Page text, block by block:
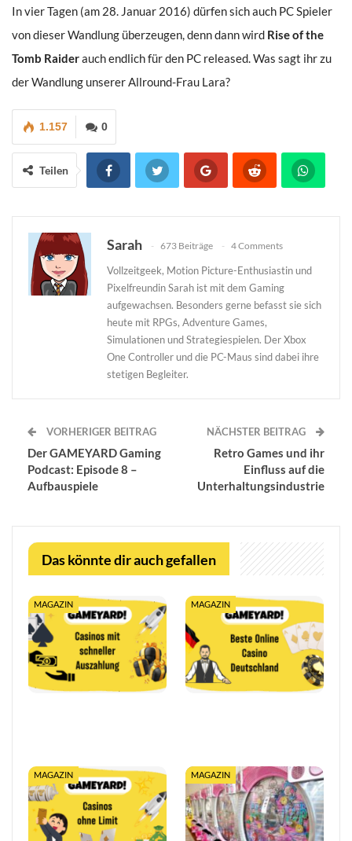
In vier Tagen (am 28. Januar 2016) dürfen sich auch PC Spieler
von dieser Wandlung überzeugen, denn dann wird Rise of the
Tomb Raiderauch endlich für den PC released. Was sagt ihr zu
der Wandlung unserer Allround-Frau Lara?
0
1.157
Teilen
Sarah 673 Beiträge 4 Comments
Vollzeitgeek, Motion Picture-Enthusiastin und
Pixelfreundin Sarah ist mit dem Gaming
aufgewachsen. Besonders gerne befasst sie sich
heute mit RPGs, Adventure Games,
Simulationen und Strategiespielen. Der Xbox
One Controller und die PC-Maus sind dabei ihre
stetigen Begleiter.
VORHERIGER BEITRAG
Der GAMEYARD Gaming
Podcast: Episode 8 –
Aufbauspiele
NÄCHSTER BEITRAG
Retro Games und ihr
Einfluss auf die
Unterhaltungsindustrie
Das könnte dir auch gefallen
MAGAZIN MAGAZIN
MAGAZIN MAGAZIN